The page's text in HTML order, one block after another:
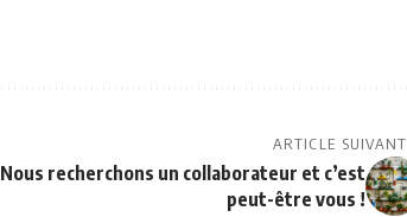
ARTICLE SUIVANT
Nous recherchons un collaborateur et c’est
peut-être vous !